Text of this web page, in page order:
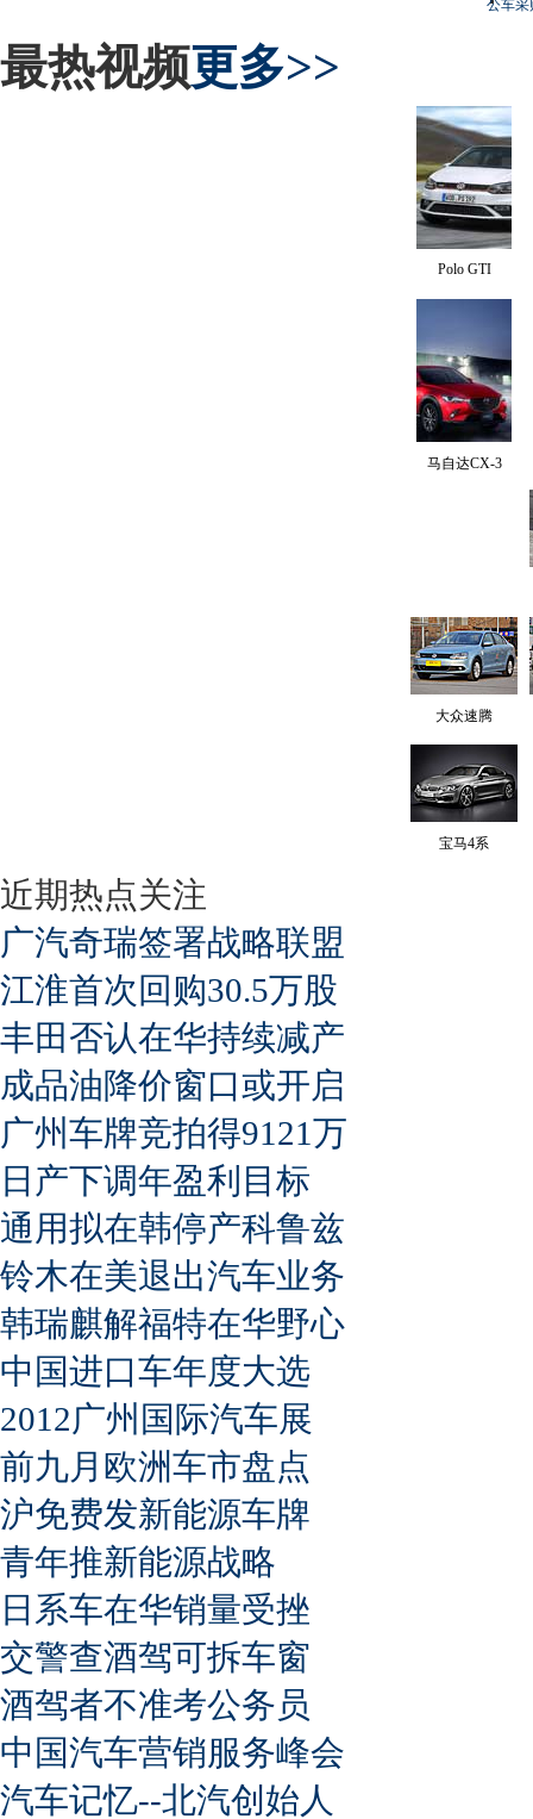
公车采
最热视频更多>>
Polo GTI
马自达CX-3
大众速腾
宝马4系
近期热点关注
广汽奇瑞签署战略联盟
江淮首次回购30.5万股
丰田否认在华持续减产
成品油降价窗口或开启
广州车牌竞拍得9121万
日产下调年盈利目标
通用拟在韩停产科鲁兹
铃木在美退出汽车业务
韩瑞麒解福特在华野心
中国进口车年度大选
2012广州国际汽车展
前九月欧洲车市盘点
沪免费发新能源车牌
青年推新能源战略
日系车在华销量受挫
交警查酒驾可拆车窗
酒驾者不准考公务员
中国汽车营销服务峰会
汽车记忆--北汽创始人